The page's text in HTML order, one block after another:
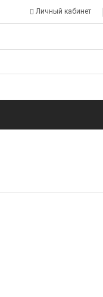
Личный кабинет